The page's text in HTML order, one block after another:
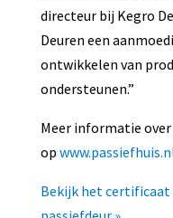
directeur bij Kegro
Deuren een
ontwikkelen van
ondersteunen.”
Meer informatie over
op
Bekijk het certificaat